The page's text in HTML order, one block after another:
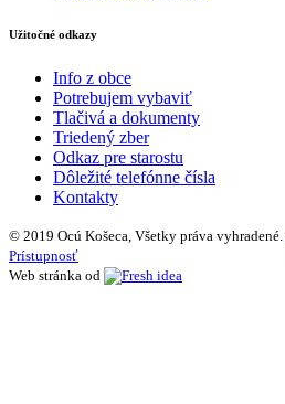
Užitočné odkazy
Info z obce
Potrebujem vybaviť
Tlačivá a dokumenty
Triedený zber
Odkaz pre starostu
Dôležité telefónne čísla
Kontakty
© 2019 Ocú Košeca, Všetky práva vyhradené.
Prístupnosť
Web stránka od